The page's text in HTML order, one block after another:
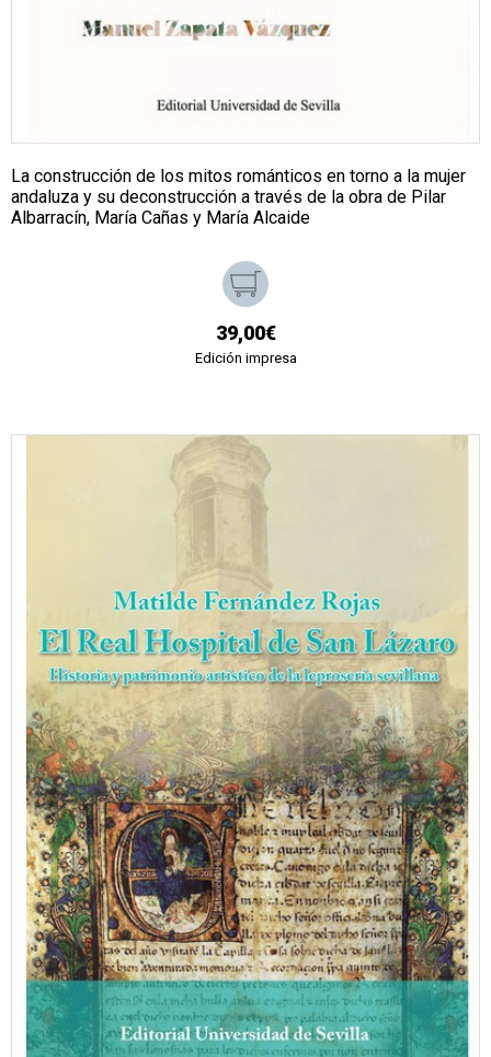
La construcción de los mitos románticos en torno a la mujer
andaluza y su deconstrucción a través de la obra de Pilar
Albarracín, María Cañas y María Alcaide
39,00€
Edición impresa